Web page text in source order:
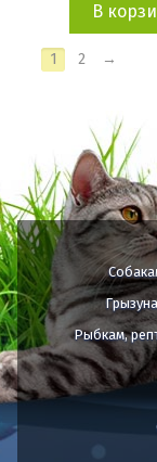
В
1 2 →
Рыбкам,